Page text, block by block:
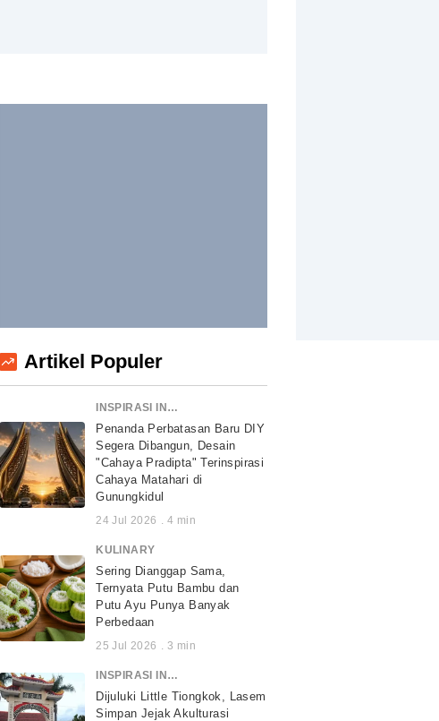
Artikel Populer
INSPIRASI INDONESIA
Penanda Perbatasan Baru DIY
Segera Dibangun, Desain
"Cahaya Pradipta" Terinspirasi
Cahaya Matahari di
Gunungkidul
24 Jul 2026 . 4 min
KULINARY
Sering Dianggap Sama,
Ternyata Putu Bambu dan
Putu Ayu Punya Banyak
Perbedaan
25 Jul 2026 . 3 min
INSPIRASI INDONESIA
Dijuluki Little Tiongkok, Lasem
Simpan Jejak Akulturasi